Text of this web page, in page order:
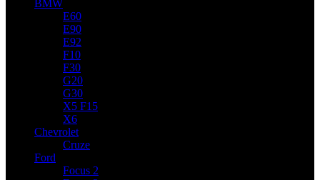
BMW
E60
E90
E92
F10
F30
G20
G30
X5 F15
X6
Chevrolet
Cruze
Ford
Focus 2